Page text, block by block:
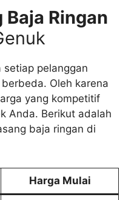
Baja Ringan
setiap pelanggan
Oleh karena
yang kompetitif
Anda. Berikut adalah
baja ringan di
Harga Mulai